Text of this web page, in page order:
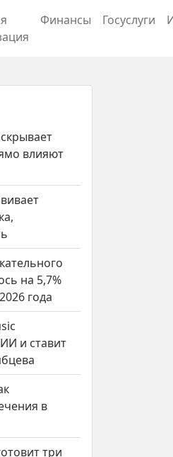
Финансы Госуслуги
влияют
на 5,7%
года
и ставит
в
три